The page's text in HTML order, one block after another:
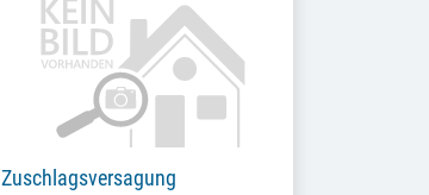
Zuschlagsversagung